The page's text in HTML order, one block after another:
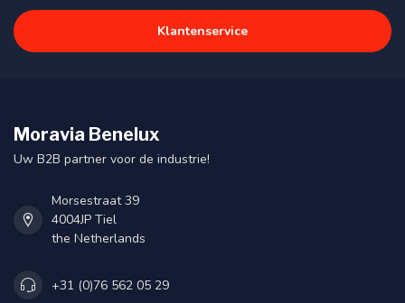
Klantenservice
Moravia Benelux
Uw B2B partner voor de industrie!
Morsestraat 39
4004JP Tiel
the Netherlands
+31 (0)76 562 05 29